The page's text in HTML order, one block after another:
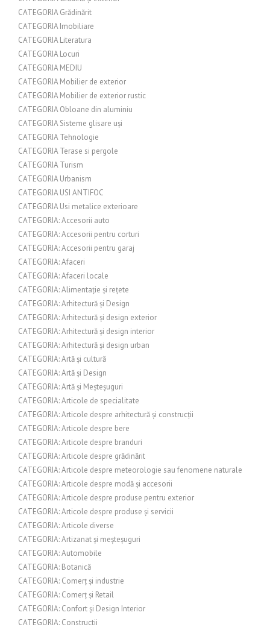
CATEGORIA Grădinărit
CATEGORIA Imobiliare
CATEGORIA Literatura
CATEGORIA Locuri
CATEGORIA MEDIU
CATEGORIA Mobilier de exterior
CATEGORIA Mobilier de exterior rustic
CATEGORIA Obloane din aluminiu
CATEGORIA Sisteme glisare uși
CATEGORIA Tehnologie
CATEGORIA Terase si pergole
CATEGORIA Turism
CATEGORIA Urbanism
CATEGORIA USI ANTIFOC
CATEGORIA Usi metalice exterioare
CATEGORIA: Accesorii auto
CATEGORIA: Accesorii pentru corturi
CATEGORIA: Accesorii pentru garaj
CATEGORIA: Afaceri
CATEGORIA: Afaceri locale
CATEGORIA: Alimentație și rețete
CATEGORIA: Arhitectură și Design
CATEGORIA: Arhitectură și design exterior
CATEGORIA: Arhitectură și design interior
CATEGORIA: Arhitectură și design urban
CATEGORIA: Artă și cultură
CATEGORIA: Artă și Design
CATEGORIA: Artă și Meșteșuguri
CATEGORIA: Articole de specialitate
CATEGORIA: Articole despre arhitectură și construcții
CATEGORIA: Articole despre bere
CATEGORIA: Articole despre branduri
CATEGORIA: Articole despre grădinărit
CATEGORIA: Articole despre meteorologie sau fenomene naturale
CATEGORIA: Articole despre modă și accesorii
CATEGORIA: Articole despre produse pentru exterior
CATEGORIA: Articole despre produse și servicii
CATEGORIA: Articole diverse
CATEGORIA: Artizanat și meșteșuguri
CATEGORIA: Automobile
CATEGORIA: Botanică
CATEGORIA: Comerț și industrie
CATEGORIA: Comerț și Retail
CATEGORIA: Confort și Design Interior
CATEGORIA: Constructii